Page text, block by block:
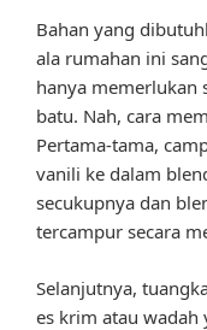
Bahan yang
ala rumahan ini
hanya memerlukan
batu. Nah, cara
Pertama-tama,
vanili ke dalam
secukupnya dan
tercampur secara
Selanjutnya,
es krim atau wadah